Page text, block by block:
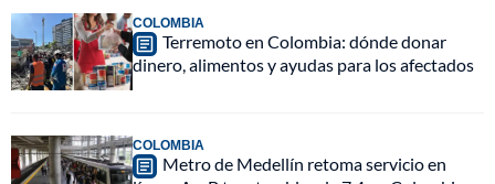
COLOMBIA
Terremoto en Colombia: dónde donar
dinero, alimentos y ayudas para los afectados
COLOMBIA
Metro de Medellín retoma servicio en